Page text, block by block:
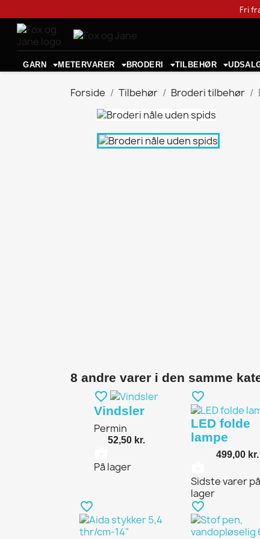
Fri
GARN METERVARER BRODERI TILBEHØR
Forside Tilbehør Broderi tilbehør
8 andre varer i den samme
favorite_border
Vindsler
Permin
52,50 kr.
shopping_bag
På lager
favorite_border
LED folde
lampe
499,00 kr.
Sidste varer på
lager
favorite_border favorite_border